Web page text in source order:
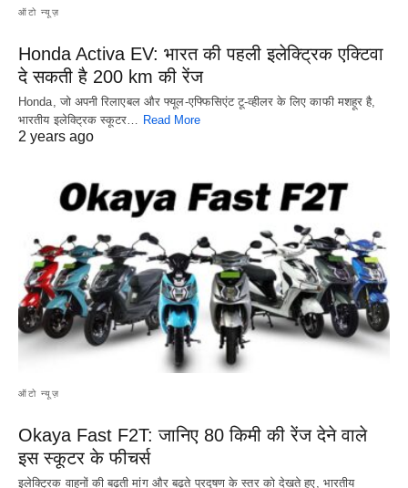
ऑटो न्यूज़
Honda Activa EV: भारत की पहली इलेक्ट्रिक एक्टिवा
दे सकती है 200 km की रेंज
Honda, जो अपनी रिलाएबल और फ्यूल-एफ्फिसिएंट टू-व्हीलर के लिए काफी मशहूर है,
भारतीय इलेक्ट्रिक स्कूटर… Read More
2 years ago
ऑटो न्यूज़
Okaya Fast F2T: जानिए 80 किमी की रेंज देने वाले
इस स्कूटर के फीचर्स
इलेक्ट्रिक वाहनों की बढ़ती मांग और बढ़ते प्रदूषण के स्तर को देखते हुए, भारतीय